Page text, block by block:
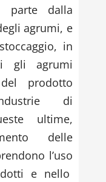
parte dalla
agrumi, e
in
gli agrumi
prodotto
di
ultime,
delle
l’uso
e nello